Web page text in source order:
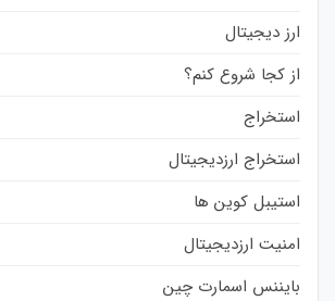
ارز دیجیتال
از کجا شروع کنم؟
استخراج
استخراج ارزدیجیتال
استیبل کوین ها
امنیت ارزدیجیتال
بایننس اسمارت چین